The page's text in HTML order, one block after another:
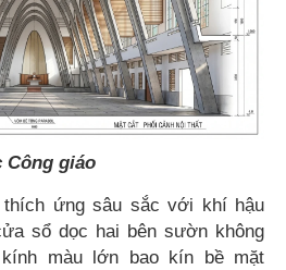
Công giáo
ứng sâu sắc với khí hậu
sổ dọc hai bên sườn không
màu lớn bao kín bề mặt